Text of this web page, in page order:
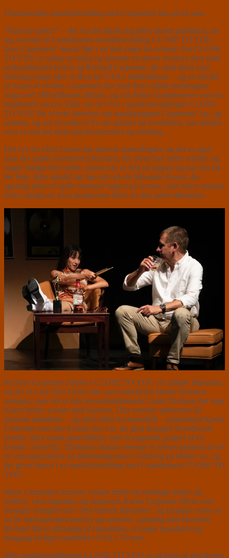
Charmerende musikforestilling med Carpenters hits på en snor.
”Kan du huske?” – det var det første jeg hørte blandt publikum, da
jeg var inde til Landsteatrets musikforestilling CLOSE TO YOU,
hvor Carpenters’ musik flød i en lind strøm fra scenen. For CLOSE
TO YOU er netop en smuk og rørende tur down memory lane med
søskendeparret Karen og Richard Carpenter, der med deres easy
listening sange blev et ikon for USA’s middelklasse – og en hel del
af resten af verden. Carpenters har med deres bløde ørehængere
solgt over 100 millioner albums, og må derfor karakteriseres som en
dundrende succes. Eller var de? For i musikforestillingen CLOSE
TO YOU får vi hele historien om musikgruppen Carpenters’ op- og
nedture, og om hvordan et liv der glimter på overfladen, kan dække
over et sort hul med spiseforstyrrelser og misbrug.
Det er Lars Oluf Larsen har skrevet manuskriptet, og det er også
ham der spiller storebroren Richard, der mens han tyller whisky og
sluger stadigt flere piller, mener han er helt på toppen og har styr på
det hele. Ikke mindst har han styr på sin lillesøster Karen, der
egentlig helst vil spille trommer bagest på scenen, men bliver presset
frem i spotlyset, hvor producerne helst ser den pæne lillesøster.
Richard Carpenter mindes i CLOSE TO YOU sin afdøde lillesøster,
og det er Lars Oluf Larsen der som fortælleren binder historien
sammen, men det er den musicaluddannede Linda Olofsson der som
Karen fylder scenen med karisma. Den svenske performer får
gennem musikken – og med enkle kostumeskift – portrætteret Karen
Carpenter som den kvinde hun var, fra glad teenager til nedbrudt
kvinde. Ikke noget glansbillede, men et empatisk portræt af en
kvinde i showbiz. Olofssons skønne stemme er trænet gennem de tre
år som musicalelev på Balletakademien Göteborg på bedste vis, og
det giver bonus i en musikforestilling som Landsteatrets CLOSE TO
YOU.
Mens Carpenters turnerer verden rundt og modtager priser og
hyldest, viser bagsiden sig langsomt. Karen Carpenter bliver som
teenager stemplet som ”den buttede lillesøster” og kæmper resten af
sit liv med spiseforstyrrelser og anoreksi, samtidig med storebror
Richard bliver afhængig af Quaaludes, et meget populært (og
dengang lovligt) rusmiddel i USA i 70’erne.
Men musikforestillingen CLOSE TO YOU er på trods af den dystre